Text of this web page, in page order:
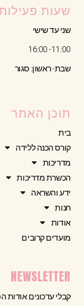
שעות
שני עד שישי
11:00- 16:00
שבת- ראשון: סגור
תוכן האתר
בית
קורס הכנה ללידה
מדריכות
הכשרת מדריכות
ידע והשראה
חנות
אודות
מועדים קרובים
NEWSLETTER
קבלי עדכונים אודות